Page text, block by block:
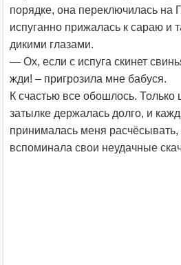
порядке, она переключилась на
испуганно прижалась к сараю и
дикими глазами.
— Ох, если с испуга скинет
жди! – пригрозила мне бабуся.
К счастью все обошлось.
затылке держалась долго, и
принималась меня
вспоминала свои неудачные